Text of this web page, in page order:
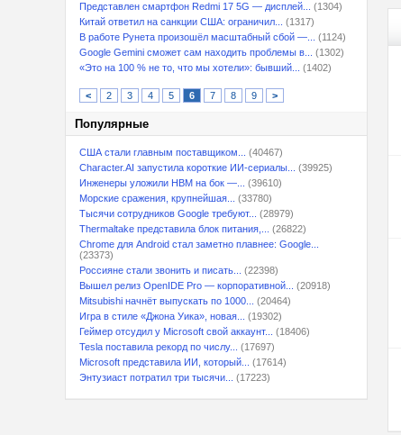
Представлен смартфон Redmi 17 5G — дисплей...
(1304)
Китай ответил на санкции США: ограничил...
(1317)
В работе Рунета произошёл масштабный сбой —...
(1124)
Google Gemini сможет сам находить проблемы в...
(1302)
«Это на 100 % не то, что мы хотели»: бывший...
(1402)
< 2 3 4 5 6 7 8 9 >
Популярные
США стали главным поставщиком...
(40467)
Character.AI запустила короткие ИИ-сериалы...
(39925)
Инженеры уложили HBM на бок —...
(39610)
Морские сражения, крупнейшая...
(33780)
Тысячи сотрудников Google требуют...
(28979)
Thermaltake представила блок питания,...
(26822)
Chrome для Android стал заметно плавнее: Google...
(23373)
Россияне стали звонить и писать...
(22398)
Вышел релиз OpenIDE Pro — корпоративной...
(20918)
Mitsubishi начнёт выпускать по 1000...
(20464)
Игра в стиле «Джона Уика», новая...
(19302)
Геймер отсудил у Microsoft свой аккаунт...
(18406)
Tesla поставила рекорд по числу...
(17697)
Microsoft представила ИИ, который...
(17614)
Энтузиаст потратил три тысячи...
(17223)